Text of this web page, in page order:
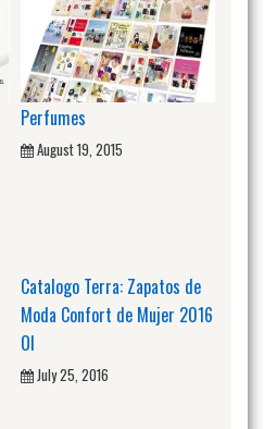
Perfumes
August 19, 2015
Catalogo Terra: Zapatos de
Moda Confort de Mujer 2016
OI
July 25, 2016